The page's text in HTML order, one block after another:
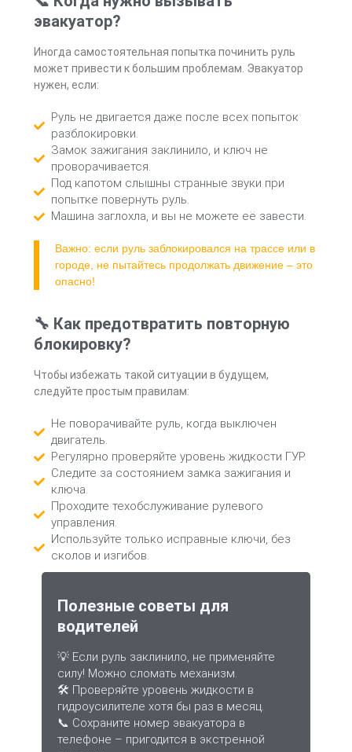
эвакуатор?
Иногда самостоятельная попытка починить руль
может привести к большим проблемам. Эвакуатор
нужен, если:
Руль не двигается даже после всех попыток
разблокировки.
Замок зажигания заклинило, и ключ не
проворачивается.
Под капотом слышны странные звуки при
попытке повернуть руль.
Машина заглохла, и вы не можете её завести.
Важно: если руль заблокировался на трассе или в
городе, не пытайтесь продолжать движение – это
опасно!
🔧 Как предотвратить повторную
блокировку?
Чтобы избежать такой ситуации в будущем,
следуйте простым правилам:
Не поворачивайте руль, когда выключен
двигатель.
Регулярно проверяйте уровень жидкости ГУР.
Следите за состоянием замка зажигания и
ключа.
Проходите техобслуживание рулевого
управления.
Используйте только исправные ключи, без
сколов и изгибов.
Полезные советы для
водителей
💡 Если руль заклинило, не применяйте
силу! Можно сломать механизм.
🛠 Проверяйте уровень жидкости в
гидроусилителе хотя бы раз в месяц.
📞 Сохраните номер эвакуатора в
телефоне – пригодится в экстренной